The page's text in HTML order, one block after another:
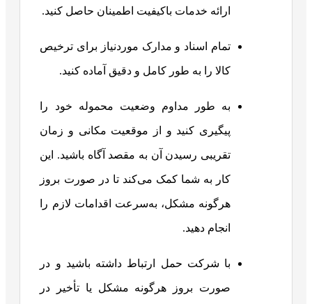
ارائه خدمات باکیفیت اطمینان حاصل کنید.
تمام اسناد و مدارک موردنیاز برای ترخیص
کالا را به طور کامل و دقیق آماده کنید.
به طور مداوم وضعیت محموله خود را
پیگیری کنید و از موقعیت مکانی و زمان
تقریبی رسیدن آن به مقصد آگاه باشید. این
کار به شما کمک می‌کند تا در صورت بروز
هرگونه مشکل، به‌سرعت اقدامات لازم را
انجام دهید.
با شرکت حمل ارتباط داشته باشید و در
صورت بروز هرگونه مشکل یا تأخیر در